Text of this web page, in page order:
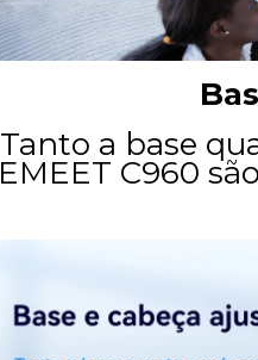
Tanto a base
EMEET C960